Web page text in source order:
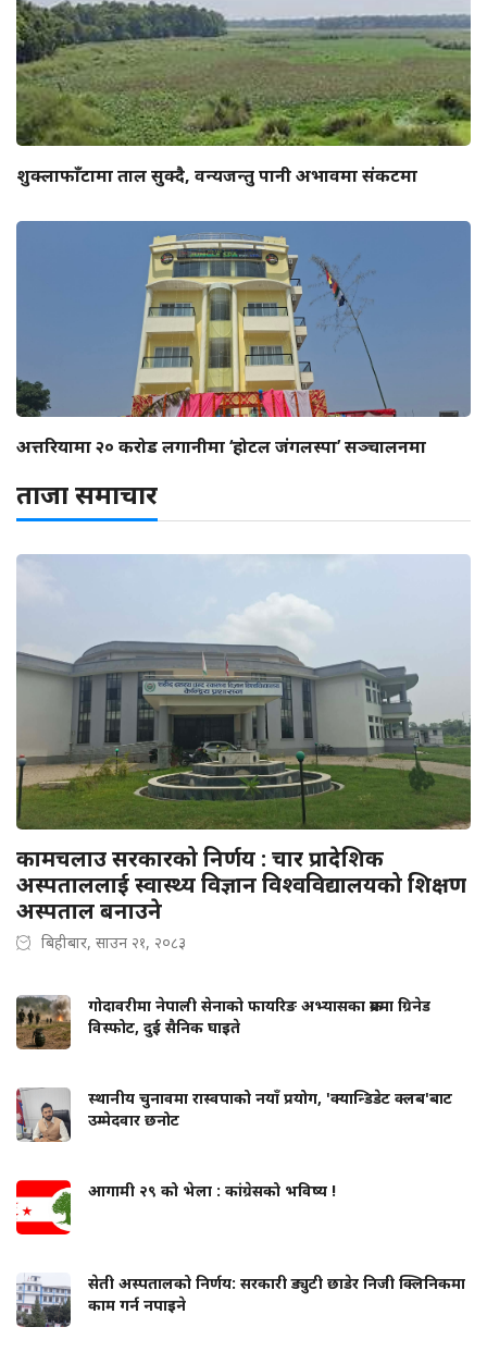
शुक्लाफाँटामा ताल सुक्दै, वन्यजन्तु पानी अभावमा संकटमा
अत्तरियामा २० करोड लगानीमा ‘होटल जंगलस्पा’ सञ्चालनमा
ताजा समाचार
कामचलाउ सरकारको निर्णय : चार प्रादेशिक
अस्पताललाई स्वास्थ्य विज्ञान विश्वविद्यालयको शिक्षण
अस्पताल बनाउने
बिहीबार, साउन २१, २०८३
गोदावरीमा नेपाली सेनाको फायरिङ अभ्यासका क्रममा ग्रिनेड
विस्फोट, दुई सैनिक घाइते
स्थानीय चुनावमा रास्वपाको नयाँ प्रयोग, 'क्यान्डिडेट क्लब'बाट
उम्मेदवार छनोट
आगामी २९ को भेला : कांग्रेसको भविष्य !
सेती अस्पतालको निर्णय: सरकारी ड्युटी छाडेर निजी क्लिनिकमा
काम गर्न नपाइने